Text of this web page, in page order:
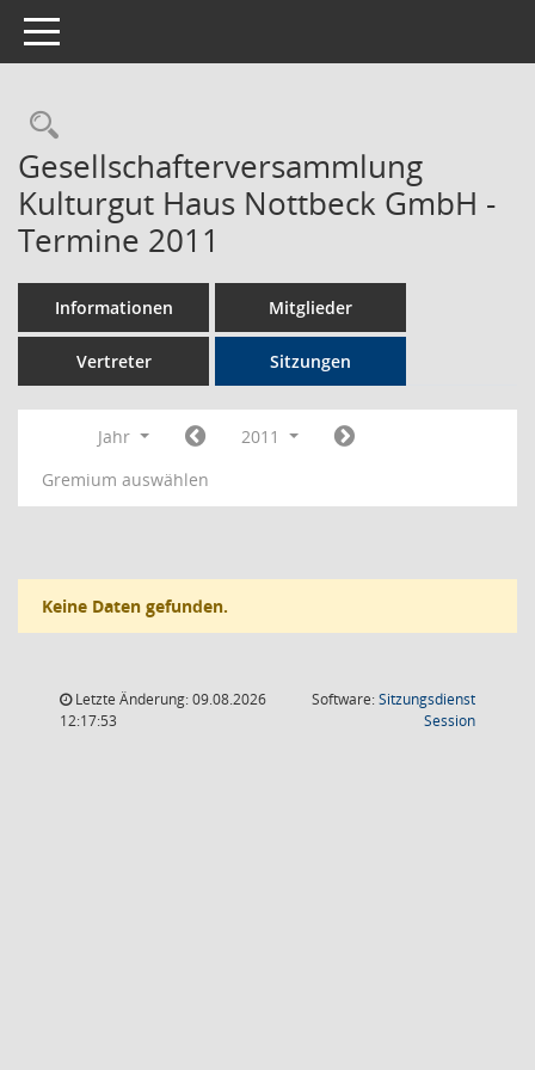
Toggle navigation
Rechercheauswahl
Gesellschafterversammlung
Kulturgut Haus Nottbeck GmbH -
Termine 2011
Informationen Mitglieder
Vertreter Sitzungen
Jahr
2011
Gremium auswählen
Keine Daten gefunden.
Letzte Änderung: 09.08.2026
12:17:53
Software:Sitzungsdienst
Session(Wird in